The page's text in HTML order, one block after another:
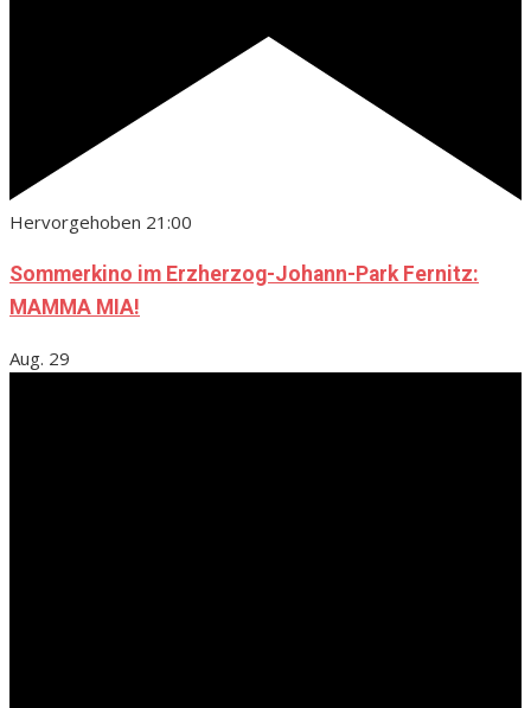
Hervorgehoben 21:00
Sommerkino im Erzherzog-Johann-Park Fernitz:
MAMMA MIA!
Aug. 29